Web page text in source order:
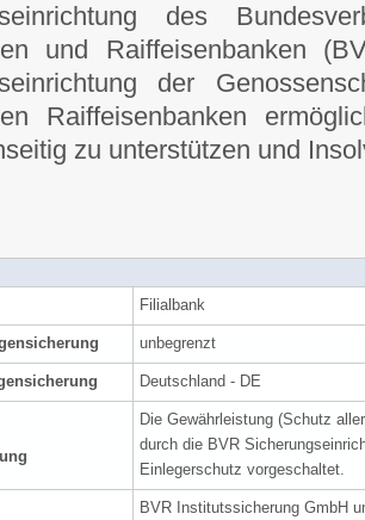
des
und Raiffeisenbanken
der
Raiffeisenbanken
zu unterstützen und
Filialbank
unbegrenzt
Deutschland - DE
Die Gewährleistung (Schutz
durch die BVR
Einlegerschutz vorgeschaltet.
BVR Institutssicherung GmbH